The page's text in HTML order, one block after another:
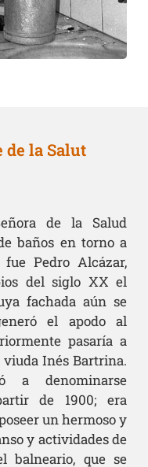
de la Salut
de la Salud
baños en torno a
Pedro Alcázar,
del siglo XX el
fachada aún se
el apodo al
pasaría a
Inés Bartrina.
a denominarse
de 1900; era
un hermoso y
y actividades de
balneario, que se